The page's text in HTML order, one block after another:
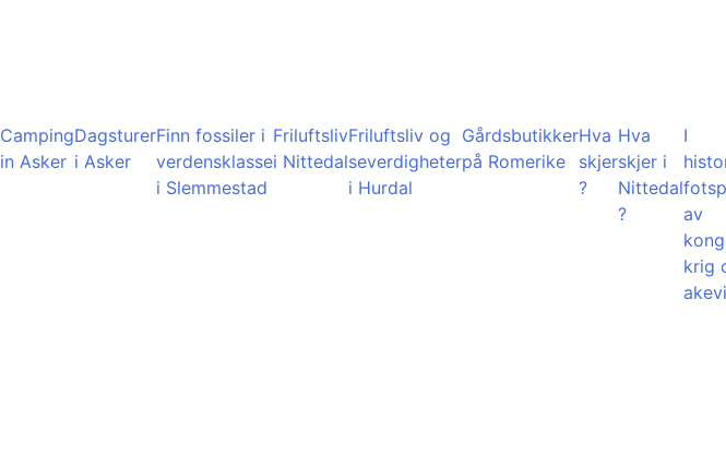
Camping
in Asker
Dagsturer
i Asker
Finn fossiler i
verdensklasse
i Slemmestad
Friluftsliv
i Nittedal
Friluftsliv og
severdigheter
i Hurdal
Gårdsbutikker
på Romerike
Hva
skjer
?
Hva
skjer i
Nittedal
?
I
av
krig